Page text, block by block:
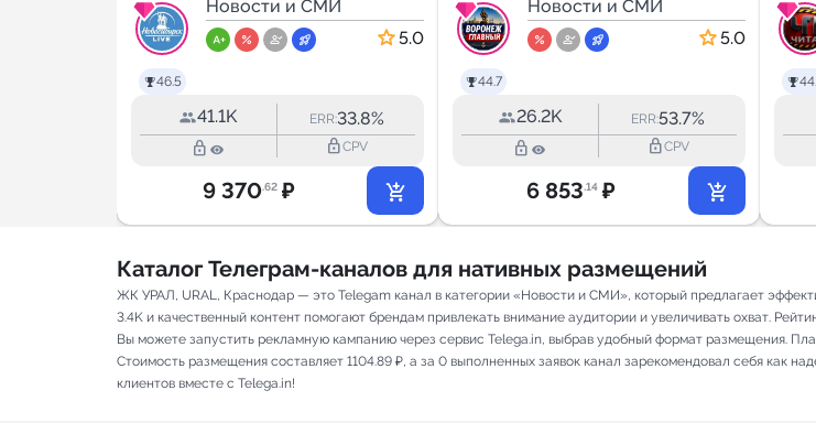
46.5
Live
Новости и СМИ
5.0
41.1K ERR:33.8%
lock_outline lock_outlineCPV
9 370.62 ₽
44.7
ГЛАВНЫЙ
Новости и СМИ
5.0
26.2K ERR:53.7%
lock_outline lock_outlineCPV
6 853.14 ₽
Каталог Телеграм-каналов для нативных размещений
ЖК УРАЛ, URAL, Краснодар — это Telegam канал в категории «Новости и СМИ», который предлагает
3.4K и качественный контент помогают брендам привлекать внимание аудитории и увеличивать охват.
Вы можете запустить рекламную кампанию через сервис Telega.in, выбрав удобный формат размещения.
Стоимость размещения составляет 1104.89 ₽, а за 0 выполненных заявок канал зарекомендовал себя как
клиентов вместе с Telega.in!